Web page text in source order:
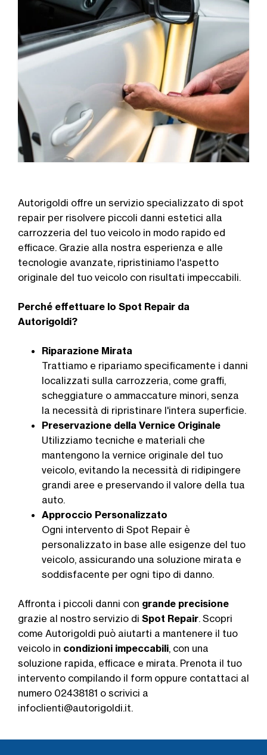
Autorigoldi offre un servizio specializzato di spot
repair per risolvere piccoli danni estetici alla
carrozzeria del tuo veicolo in modo rapido ed
efficace. Grazie alla nostra esperienza e alle
tecnologie avanzate, ripristiniamo l'aspetto
originale del tuo veicolo con risultati impeccabili.
Perché effettuare lo Spot Repair da
Autorigoldi?
Riparazione Mirata
Trattiamo e ripariamo specificamente i danni
localizzati sulla carrozzeria, come graffi,
scheggiature o ammaccature minori, senza
la necessità di ripristinare l'intera superficie.
Preservazione della Vernice Originale
Utilizziamo tecniche e materiali che
mantengono la vernice originale del tuo
veicolo, evitando la necessità di ridipingere
grandi aree e preservando il valore della tua
auto.
Approccio Personalizzato
Ogni intervento di Spot Repair è
personalizzato in base alle esigenze del tuo
veicolo, assicurando una soluzione mirata e
soddisfacente per ogni tipo di danno.
Affronta i piccoli danni con grande precisione
grazie al nostro servizio di Spot Repair. Scopri
come Autorigoldi può aiutarti a mantenere il tuo
veicolo in condizioni impeccabili, con una
soluzione rapida, efficace e mirata. Prenota il tuo
intervento compilando il form oppure contattaci al
numero 02438181 o scrivici a
infoclienti@autorigoldi.it.